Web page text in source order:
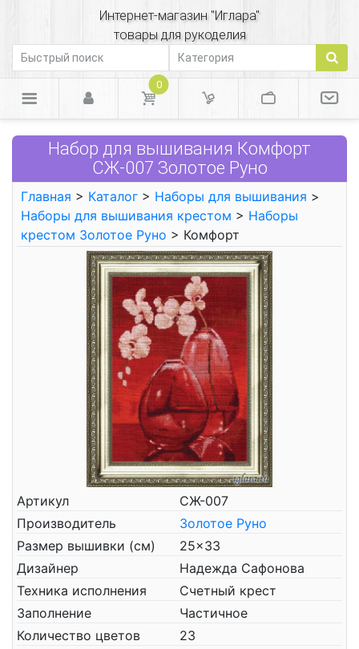
Интернет-магазин "Иглара"
товары для рукоделия
0
Набор для вышивания Комфорт
СЖ-007 Золотое Руно
Главная > Каталог > Наборы для вышивания >
Наборы для вышивания крестом > Наборы
крестом Золотое Руно > Комфорт
Артикул
СЖ-007
Производитель
Золотое Руно
Размер вышивки (см)
25x33
Дизайнер
Надежда Сафонова
Техника исполнения
Счетный крест
Заполнение
Частичное
Количество цветов
23